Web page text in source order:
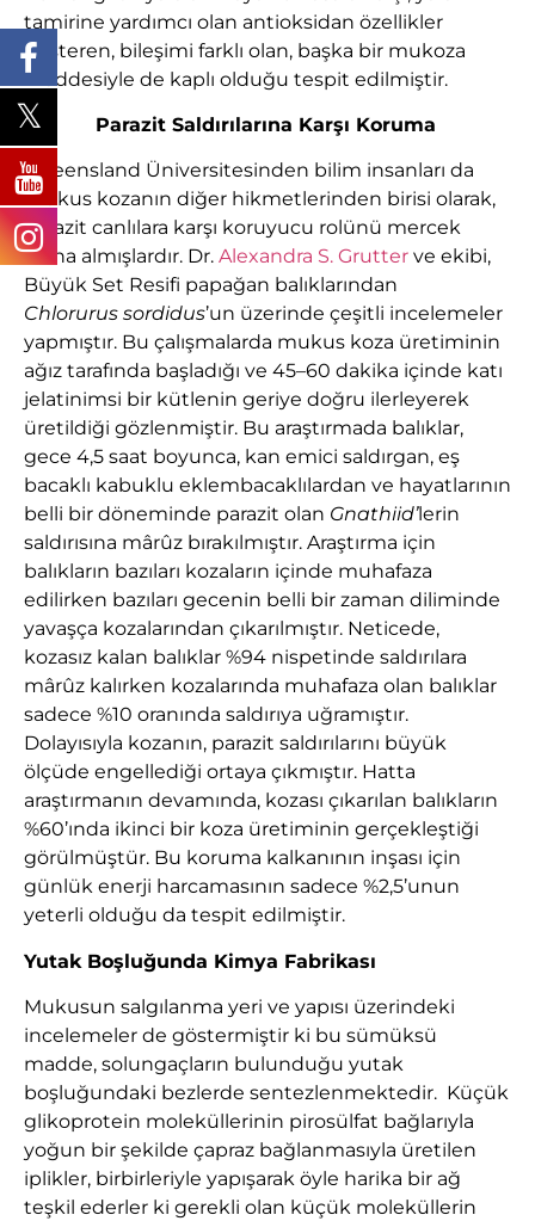
tamirine yardımcı olan antioksidan özellikler
gösteren, bileşimi farklı olan, başka bir mukoza
maddesiyle de kaplı olduğu tespit edilmiştir.
Parazit Saldırılarına Karşı Koruma
Queensland Üniversitesinden bilim insanları da
mukus kozanın diğer hikmetlerinden birisi olarak,
parazit canlılara karşı koruyucu rolünü mercek
altına almışlardır. Dr. Alexandra S. Grutter ve ekibi,
Büyük Set Resifi papağan balıklarından
Chlorurus sordidus’un üzerinde çeşitli incelemeler
yapmıştır. Bu çalışmalarda mukus koza üretiminin
ağız tarafında başladığı ve 45–60 dakika içinde katı
jelatinimsi bir kütlenin geriye doğru ilerleyerek
üretildiği gözlenmiştir. Bu araştırmada balıklar,
gece 4,5 saat boyunca, kan emici saldırgan, eş
bacaklı kabuklu eklembacaklılardan ve hayatlarının
belli bir döneminde parazit olan Gnathiid’lerin
saldırısına mârûz bırakılmıştır. Araştırma için
balıkların bazıları kozaların içinde muhafaza
edilirken bazıları gecenin belli bir zaman diliminde
yavaşça kozalarından çıkarılmıştır. Neticede,
kozasız kalan balıklar %94 nispetinde saldırılara
mârûz kalırken kozalarında muhafaza olan balıklar
sadece %10 oranında saldırıya uğramıştır.
Dolayısıyla kozanın, parazit saldırılarını büyük
ölçüde engellediği ortaya çıkmıştır. Hatta
araştırmanın devamında, kozası çıkarılan balıkların
%60’ında ikinci bir koza üretiminin gerçekleştiği
görülmüştür. Bu koruma kalkanının inşası için
günlük enerji harcamasının sadece %2,5’unun
yeterli olduğu da tespit edilmiştir.
Yutak Boşluğunda Kimya Fabrikası
Mukusun salgılanma yeri ve yapısı üzerindeki
incelemeler de göstermiştir ki bu sümüksü
madde, solungaçların bulunduğu yutak
boşluğundaki bezlerde sentezlenmektedir. Küçük
glikoprotein moleküllerinin pirosülfat bağlarıyla
yoğun bir şekilde çapraz bağlanmasıyla üretilen
iplikler, birbirleriyle yapışarak öyle harika bir ağ
teşkil ederler ki gerekli olan küçük moleküllerin